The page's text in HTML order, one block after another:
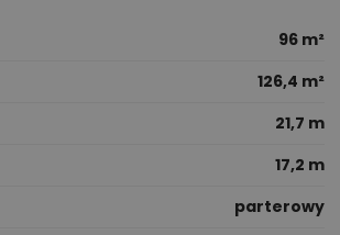
96 m²
126,4 m²
21,7 m
17,2 m
parterowy